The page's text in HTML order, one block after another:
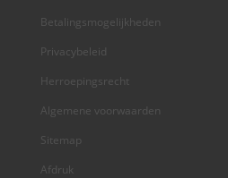
Betalingsmogelijkheden
Privacybeleid
Herroepingsrecht
Algemene voorwaarden
Sitemap
Afdruk